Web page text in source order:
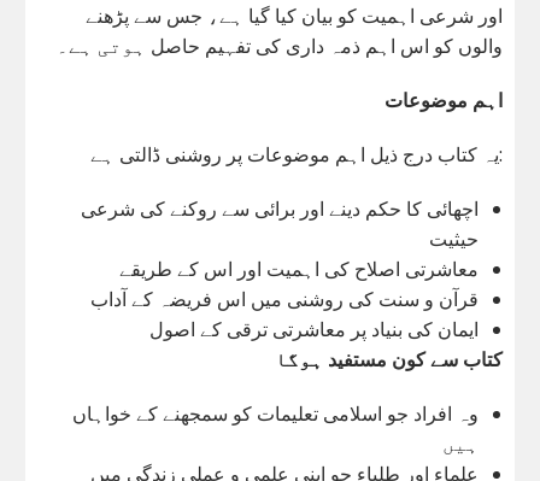
اور شرعی اہمیت کو بیان کیا گیا ہے، جس سے پڑھنے
والوں کو اس اہم ذمہ داری کی تفہیم حاصل ہوتی ہے۔
اہم موضوعات
یہ کتاب درج ذیل اہم موضوعات پر روشنی ڈالتی ہے:
اچھائی کا حکم دینے اور برائی سے روکنے کی شرعی
حیثیت
معاشرتی اصلاح کی اہمیت اور اس کے طریقے
قرآن و سنت کی روشنی میں اس فریضہ کے آداب
ایمان کی بنیاد پر معاشرتی ترقی کے اصول
کتاب سے کون مستفید ہوگا
وہ افراد جو اسلامی تعلیمات کو سمجھنے کے خواہاں
ہیں
علماء اور طلباء جو اپنی علمی و عملی زندگی میں